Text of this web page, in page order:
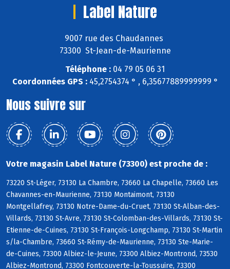
Label Nature
9007 rue des Chaudannes
73300 St-Jean-de-Maurienne
Téléphone : 04 79 05 06 31
Coordonnées GPS :45,2754374 ° , 6,35677889999999 °
Nous suivre sur
Votre magasin Label Nature (73300) est proche de :
73220 St-Léger, 73130 La Chambre, 73660 La Chapelle, 73660 Les
Chavannes-en-Maurienne, 73130 Montaimont, 73130
Montgellafrey, 73130 Notre-Dame-du-Cruet, 73130 St-Alban-des-
Villards, 73130 St-Avre, 73130 St-Colomban-des-Villards, 73130 St-
Etienne-de-Cuines, 73130 St-François-Longchamp, 73130 St-Martin
s/la-Chambre, 73660 St-Rémy-de-Maurienne, 73130 Ste-Marie-
de-Cuines, 73300 Albiez-le-Jeune, 73300 Albiez-Montrond, 73530
Albiez-Montrond, 73300 Fontcouverte-la-Toussuire, 73300